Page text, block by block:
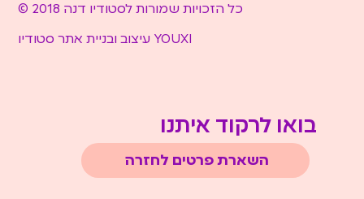
© 2018 כל הזכויות שמורות לסטודיו דנה
עיצוב ובניית אתר סטודיו YOUXI
בואו לרקוד איתנו
השארת פרטים לחזרה